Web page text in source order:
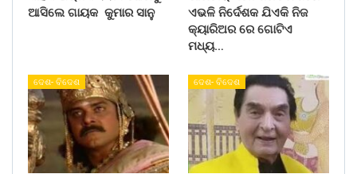
ଆସିଲେ ଗାୟକ କୁମାର ସାନୁ
ଏଭଳି ନିର୍ଦେଶକ ଯିଏକି ନିଜ
କ୍ୟାରିଅର ରେ ଗୋଟିଏ
ମଧ୍ୟ…
ଦେଶ- ବିଦେଶ ଦେଶ- ବିଦେଶ